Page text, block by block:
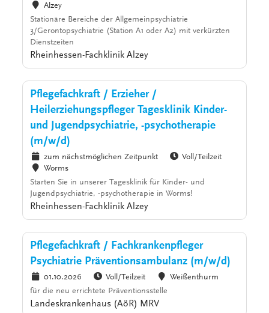
Alzey
Stationäre Bereiche der Allgemeinpsychiatrie
3/Gerontopsychiatrie (Station A1 oder A2) mit verkürzten
Dienstzeiten
Rheinhessen-Fachklinik Alzey
Pflegefachkraft / Erzieher /
Heilerziehungspfleger Tagesklinik Kinder-
und Jugendpsychiatrie, -psychotherapie
(m/w/d)
zum nächstmöglichen Zeitpunkt
Voll/Teilzeit
Worms
Starten Sie in unserer Tagesklinik für Kinder- und
Jugendpsychiatrie, -psychotherapie in Worms!
Rheinhessen-Fachklinik Alzey
Pflegefachkraft / Fachkrankenpfleger
Psychiatrie Präventionsambulanz (m/w/d)
01.10.2026 Voll/Teilzeit
Weißenthurm
für die neu errichtete Präventionsstelle
Landeskrankenhaus (AöR) MRV